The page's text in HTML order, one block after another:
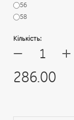
56
58
Кількість:
— +
286.00